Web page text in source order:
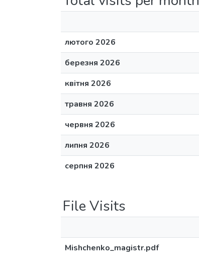
лютого 2026
березня 2026
квітня 2026
травня 2026
червня 2026
липня 2026
серпня 2026
File Visits
Mishchenko_magistr.pdf